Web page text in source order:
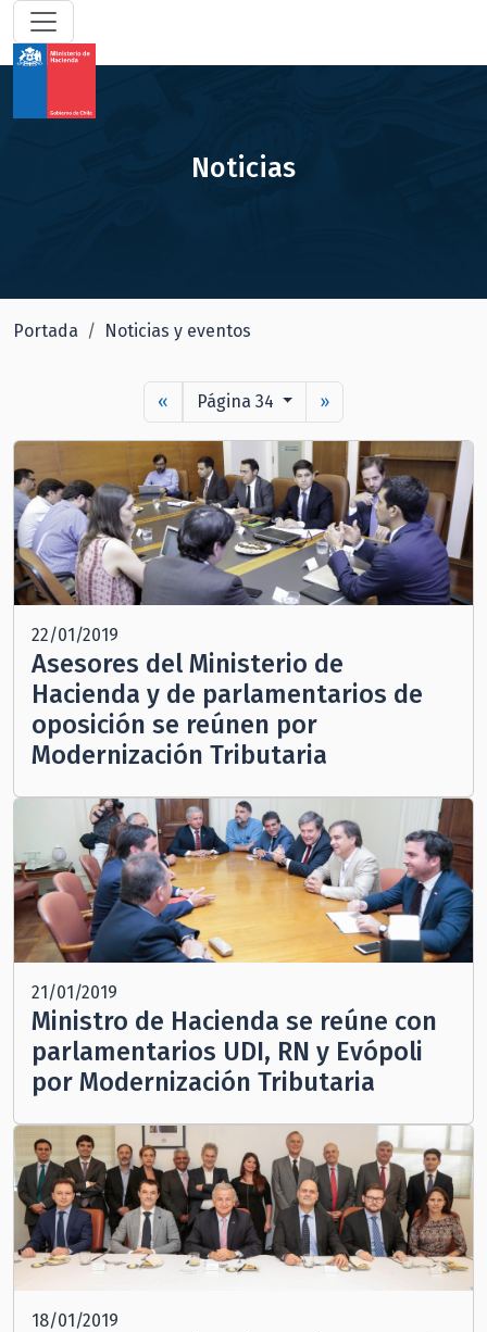
Noticias
Portada Noticias y eventos
« Página 34 »
22/01/2019
Asesores del Ministerio de
Hacienda y de parlamentarios de
oposición se reúnen por
Modernización Tributaria
21/01/2019
Ministro de Hacienda se reúne con
parlamentarios UDI, RN y Evópoli
por Modernización Tributaria
18/01/2019